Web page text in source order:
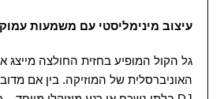
עיצוב מינימליסטי עם משמעות
גל הקול המופיע בחזית החולצה
האוניברסלית של המוזיקה. בין אם